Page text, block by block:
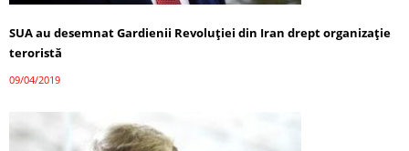
SUA au desemnat Gardienii Revoluţiei din Iran drept organizaţie
teroristă
09/04/2019